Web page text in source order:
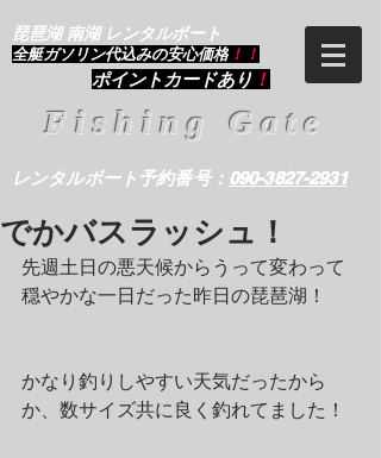
琵琶湖 南湖 レンタルボート
​全艇ガソリン代込みの安心価格 ！！
ポイントカードあり ！
Fishing Gate
レンタルボート予約番号： 090-3827-2931
でかバスラッシュ！
先週土日の悪天候からうって変わって
穏やかな一日だった昨日の琵琶湖！
かなり釣りしやすい天気だったから
か、数サイズ共に良く釣れてました！